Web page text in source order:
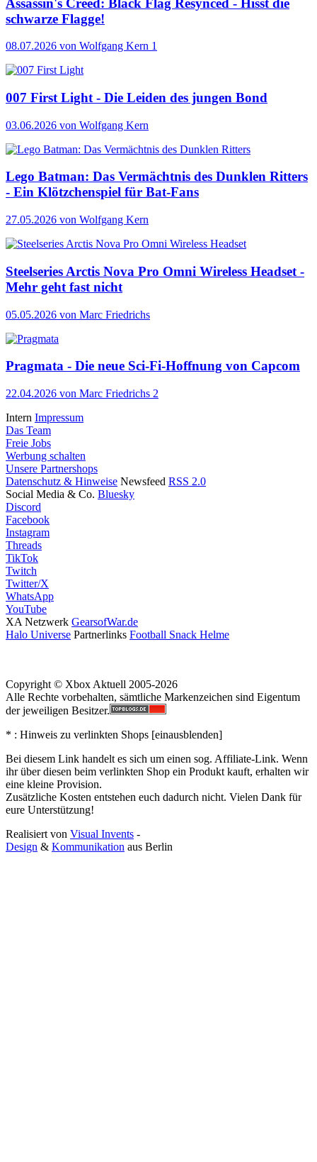
schwarze Flagge!
08.07.2026 von Wolfgang Kern 1
007 First Light - Die Leiden des jungen Bond
03.06.2026 von Wolfgang Kern
Lego Batman: Das Vermächtnis des Dunklen Ritters
- Ein Klötzchenspiel für Bat-Fans
27.05.2026 von Wolfgang Kern
Steelseries Arctis Nova Pro Omni Wireless Headset -
Mehr geht fast nicht
05.05.2026 von Marc Friedrichs
Pragmata - Die neue Sci-Fi-Hoffnung von Capcom
22.04.2026 von Marc Friedrichs 2
Intern Impressum
Das Team
Freie Jobs
Werbung schalten
Unsere Partnershops
Datenschutz & Hinweise Newsfeed RSS 2.0
Social Media & Co. Bluesky
Discord
Facebook
Instagram
Threads
TikTok
Twitch
Twitter/X
WhatsApp
YouTube
XA Netzwerk GearsofWar.de
Halo Universe Partnerlinks Football Snack Helme
Copyright © Xbox Aktuell 2005-2026
Alle Rechte vorbehalten, sämtliche Markenzeichen sind Eigentum
der jeweiligen Besitzer.
* : Hinweis zu verlinkten Shops [einausblenden]
Bei diesem Link handelt es sich um einen sog. Affiliate-Link. Wenn
ihr über diesen beim verlinkten Shop ein Produkt kauft, erhalten wir
eine kleine Provision.
Zusätzliche Kosten entstehen euch dadurch nicht. Vielen Dank für
eure Unterstützung!
Realisiert von Visual Invents -
Design & Kommunikation aus Berlin